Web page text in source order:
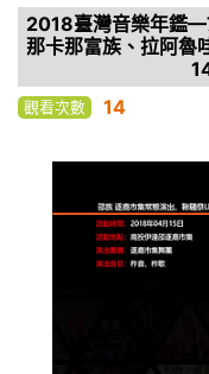
2018臺灣音樂年鑑
那卡那富族、拉阿
觀看次數 14